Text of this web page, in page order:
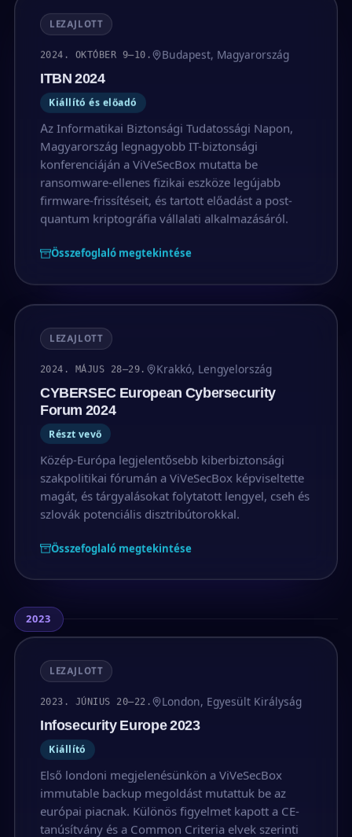
LEZAJLOTT
2024. OKTÓBER 9–10. Budapest, Magyarország
ITBN 2024
Kiállító és előadó
Az Informatikai Biztonsági Tudatossági Napon,
Magyarország legnagyobb IT-biztonsági
konferenciáján a ViVeSecBox mutatta be
ransomware-ellenes fizikai eszköze legújabb
firmware-frissítéseit, és tartott előadást a post-
quantum kriptográfia vállalati alkalmazásáról.
Összefoglaló megtekintése
LEZAJLOTT
2024. MÁJUS 28–29. Krakkó, Lengyelország
CYBERSEC European Cybersecurity
Forum 2024
Részt vevő
Közép-Európa legjelentősebb kiberbiztonsági
szakpolitikai fórumán a ViVeSecBox képviseltette
magát, és tárgyalásokat folytatott lengyel, cseh és
szlovák potenciális disztribútorokkal.
Összefoglaló megtekintése
2023
LEZAJLOTT
2023. JÚNIUS 20–22. London, Egyesült Királyság
Infosecurity Europe 2023
Kiállító
Első londoni megjelenésünkön a ViVeSecBox
immutable backup megoldást mutattuk be az
európai piacnak. Különös figyelmet kapott a CE-
tanúsítvány és a Common Criteria elvek szerinti